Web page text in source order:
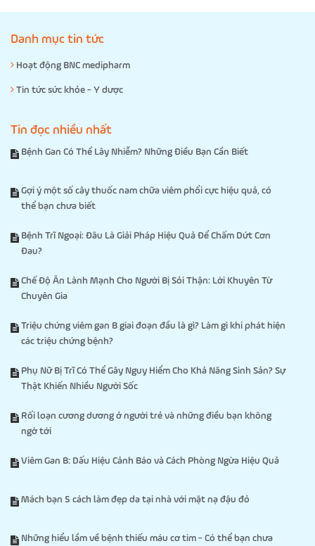
Danh mục tin tức
Hoạt động BNC medipharm
Tin tức sức khỏe - Y dược
Tin đọc nhiều nhất
Bệnh Gan Có Thể Lây Nhiễm? Những Điều Bạn Cần Biết
Gợi ý một số cây thuốc nam chữa viêm phổi cực hiệu quả, có
thể bạn chưa biết
Bệnh Trĩ Ngoại: Đâu Là Giải Pháp Hiệu Quả Để Chấm Dứt Cơn
Đau?
Chế Độ Ăn Lành Mạnh Cho Người Bị Sỏi Thận: Lời Khuyên Từ
Chuyên Gia
Triệu chứng viêm gan B giai đoạn đầu là gì? Làm gì khi phát hiện
các triệu chứng bệnh?
Phụ Nữ Bị Trĩ Có Thể Gây Nguy Hiểm Cho Khả Năng Sinh Sản? Sự
Thật Khiến Nhiều Người Sốc
Rối loạn cương dương ở người trẻ và những điều bạn không
ngờ tới
Viêm Gan B: Dấu Hiệu Cảnh Báo và Cách Phòng Ngừa Hiệu Quả
Mách bạn 5 cách làm đẹp da tại nhà với mặt nạ đậu đỏ
Những hiểu lầm về bệnh thiếu máu cơ tim - Có thể bạn chưa